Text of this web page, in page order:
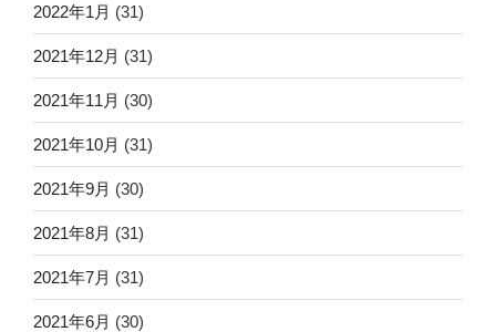
2022年1月 (31)
2021年12月 (31)
2021年11月 (30)
2021年10月 (31)
2021年9月 (30)
2021年8月 (31)
2021年7月 (31)
2021年6月 (30)